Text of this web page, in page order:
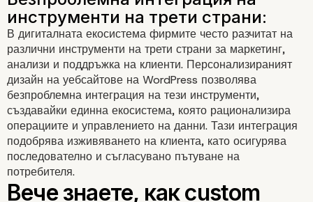
В дигиталната екосистема фирмите често разчитат на
различни инструменти на трети страни за маркетинг,
анализи и поддръжка на клиенти. Персонализираният
дизайн на уебсайтове на WordPress позволява
безпроблемна интеграция на тези инструменти,
създавайки единна екосистема, която рационализира
операциите и управлението на данни. Тази интеграция
подобрява изживяването на клиента, като осигурява
последователно и съгласувано пътуване на
потребителя.